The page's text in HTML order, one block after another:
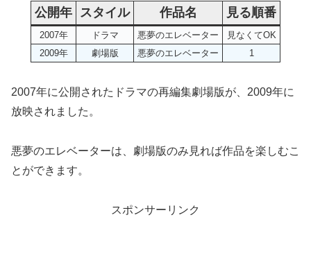
公開年 スタイル 作品名 見る順番
2007年 ドラマ 悪夢のエレベーター
見なくてOK
2009年
劇場版 悪夢のエレベーター 1
2007年に公開されたドラマの再編集劇場版が、2009年に
放映されました。
悪夢のエレベーターは、劇場版のみ見れば作品を楽しむこ
とができます。
スポンサーリンク